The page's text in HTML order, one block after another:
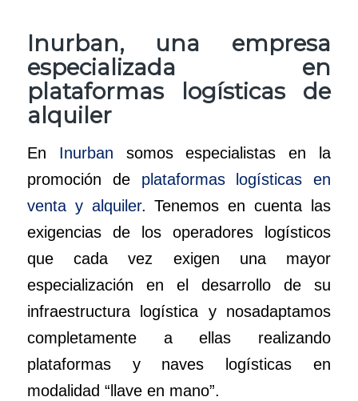
Inurban, una empresa
especializada en
plataformas logísticas de
alquiler
En Inurban somos especialistas en la
promoción de plataformas logísticas en
venta y alquiler. Tenemos en cuenta las
exigencias de los operadores logísticos
que cada vez exigen una mayor
especialización en el desarrollo de su
infraestructura logística y nosadaptamos
completamente a ellas realizando
plataformas y naves logísticas en
modalidad “llave en mano”.